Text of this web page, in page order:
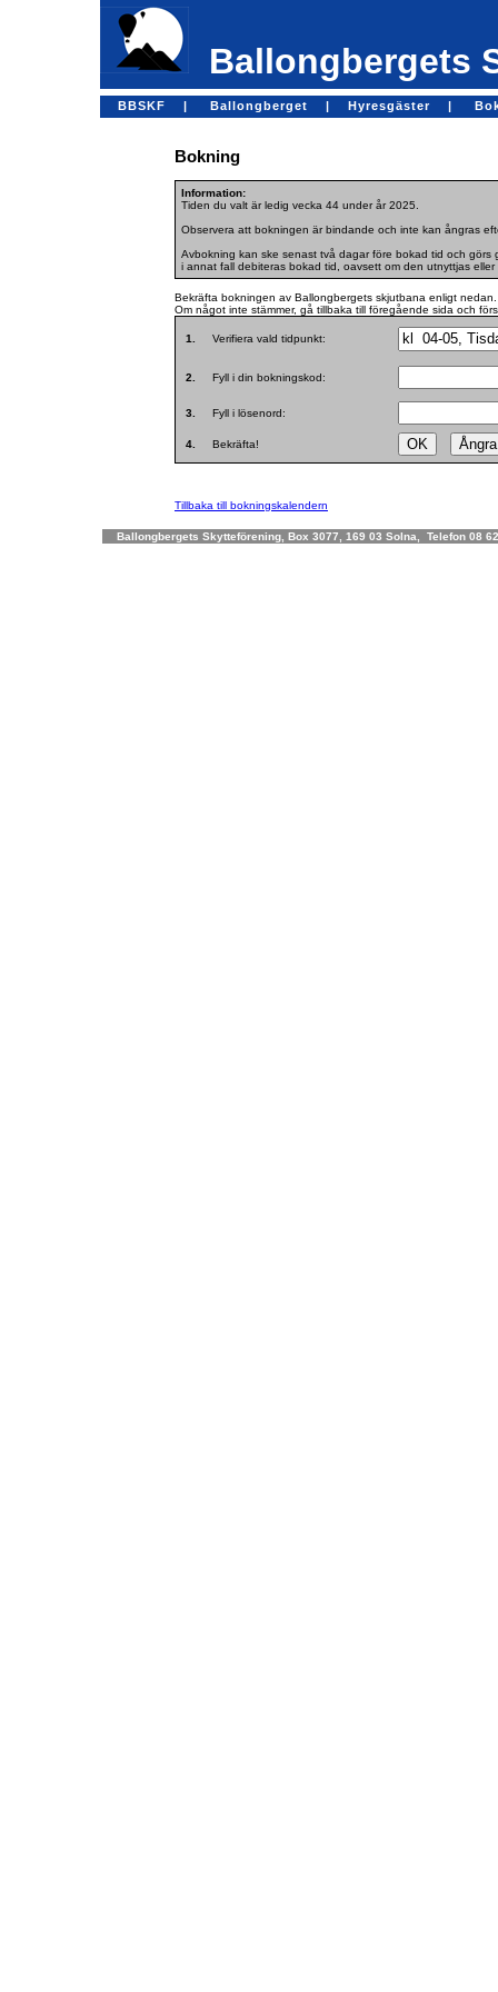
Ballongbergets
BBSKF | Ballongberget | Hyresgäster |
Bokning
Information:
Tiden du valt är ledig vecka 44 under år 2025.
Observera att bokningen är bindande och inte kan ångras
Avbokning kan ske senast två dagar före bokad tid och görs
i annat fall debiteras bokad tid, oavsett om den utnyttjas eller
Bekräfta bokningen av Ballongbergets skjutbana enligt nedan.
Om något inte stämmer, gå tillbaka till föregående sida och
1. Verifiera vald tidpunkt:
2. Fyll i din bokningskod:
3. Fyll i lösenord:
4. Bekräfta!
Tillbaka till bokningskalendern
Ballongbergets Skytteförening, Box 3077, 169 03 Solna, Telefon 08